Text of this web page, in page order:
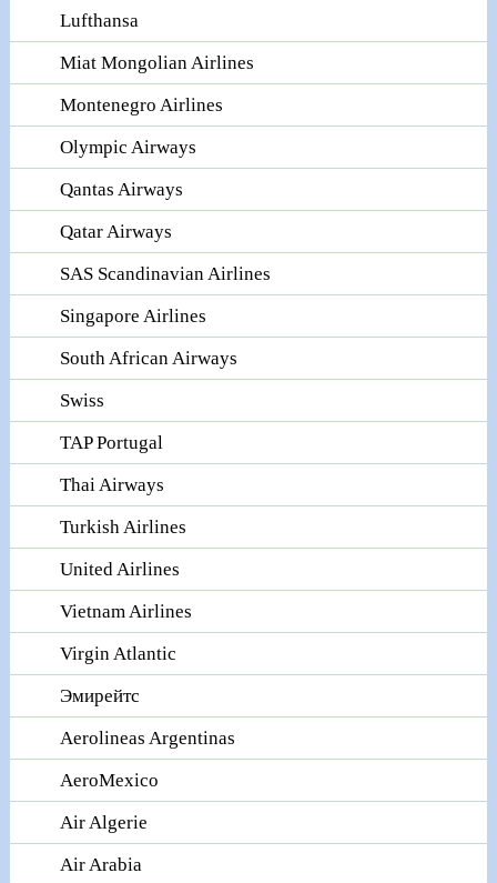
Lufthansa
Miat Mongolian Airlines
Montenegro Airlines
Olympic Airways
Qantas Airways
Qatar Airways
SAS Scandinavian Airlines
Singapore Airlines
South African Airways
Swiss
TAP Portugal
Thai Airways
Turkish Airlines
United Airlines
Vietnam Airlines
Virgin Atlantic
Эмирейтс
Aerolineas Argentinas
AeroMexico
Air Algerie
Air Arabia